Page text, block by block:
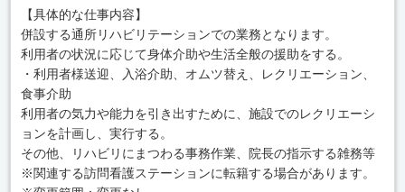
【具体的な仕事内容】
併設する通所リハビリテーションでの業務となります。
利用者の状況に応じて身体介助や生活全般の援助をする。
・利用者様送迎、入浴介助、オムツ替え、レクリエーション、
食事介助
利用者の気力や能力を引き出すために、施設でのレクリエーシ
ョンを計画し、実行する。
その他、リハビリにまつわる事務作業、院長の指示する雑務等
※関連する訪問看護ステーションに転籍する場合があります。